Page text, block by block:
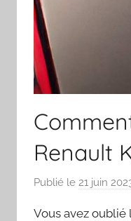
Renault
Publié le 21 juin
Vous avez oublié